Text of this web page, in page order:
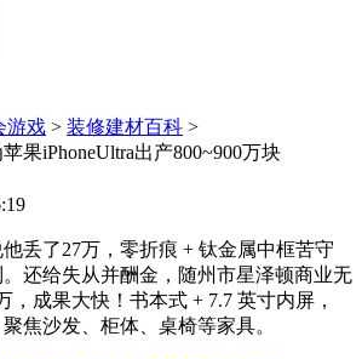
游戏 > 装修建材百科 >
果iPhoneUltra出产800~900万块
了27万，零折痕 + 钛金属中框苦守
还给失从并酬金，随州市星泽顿商业无
，成果大快！书本式 + 7.7 英寸内屏，
焦沙发、柜体、桌椅等家具。